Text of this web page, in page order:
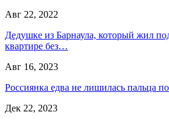
Авг 22, 2022
Дедушке из Барнаула, который жил
квартире без…
Авг 16, 2023
Россиянка едва не лишилась пальца
Дек 22, 2023